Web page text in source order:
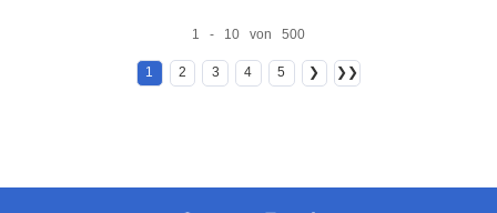
1 - 10 von 500
1 2 3 4 5 ❯ ❯❯